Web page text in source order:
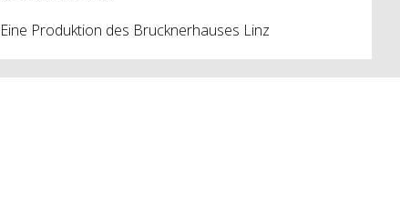
Eine Produktion des Brucknerhauses Linz